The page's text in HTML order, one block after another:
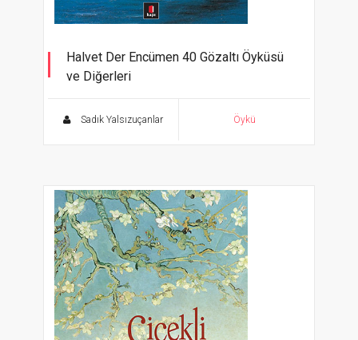
Halvet Der Encümen 40 Gözaltı Öyküsü
ve Diğerleri
Sadık Yalsızuçanlar Öykü